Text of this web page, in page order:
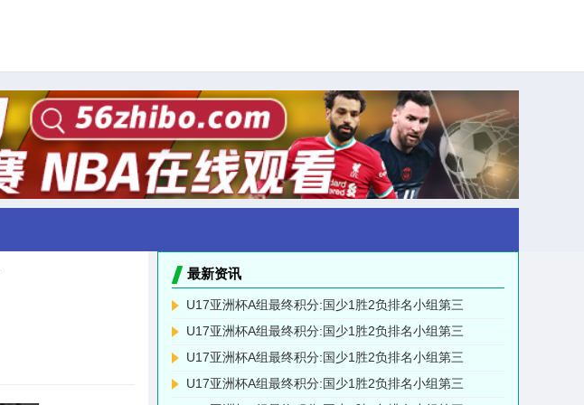
最新资讯
U17亚洲杯A组最终积分:国少1胜2负排名小组第三
U17亚洲杯A组最终积分:国少1胜2负排名小组第三
U17亚洲杯A组最终积分:国少1胜2负排名小组第三
U17亚洲杯A组最终积分:国少1胜2负排名小组第三